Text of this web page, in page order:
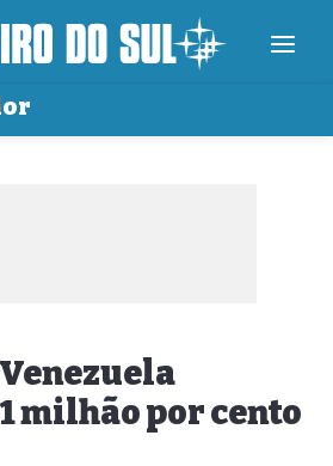
milhão por cento